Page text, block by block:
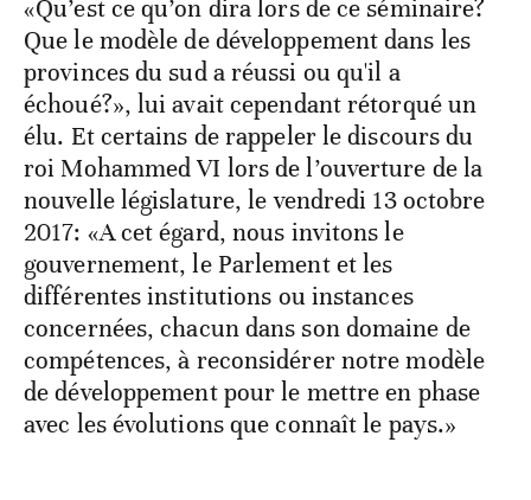
«Qu’est ce qu’on dira lors de ce séminaire?
Que le modèle de développement dans les
provinces du sud a réussi ou qu'il a
échoué?», lui avait cependant rétorqué un
élu. Et certains de rappeler le discours du
roi Mohammed VI lors de l’ouverture de la
nouvelle législature, le vendredi 13 octobre
2017: «A cet égard, nous invitons le
gouvernement, le Parlement et les
différentes institutions ou instances
concernées, chacun dans son domaine de
compétences, à reconsidérer notre modèle
de développement pour le mettre en phase
avec les évolutions que connaît le pays.»